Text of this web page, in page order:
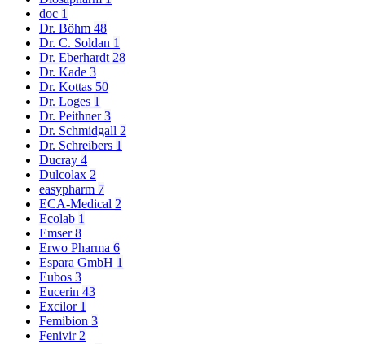
doc 1
Dr. Böhm 48
Dr. C. Soldan 1
Dr. Eberhardt 28
Dr. Kade 3
Dr. Kottas 50
Dr. Loges 1
Dr. Peithner3
Dr. Schmidgall 2
Dr. Schreibers 1
Ducray 4
Dulcolax 2
easypharm 7
ECA-Medical 2
Ecolab 1
Emser8
Erwo Pharma 6
Espara GmbH 1
Eubos 3
Eucerin 43
Excilor 1
Femibion 3
Fenivir 2